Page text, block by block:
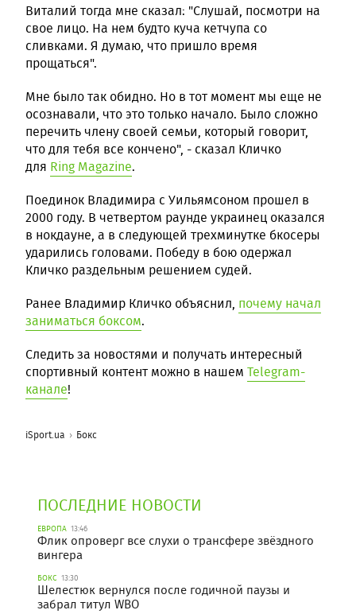
Виталий тогда мне сказал: "Слушай, посмотри на
свое лицо. На нем будто куча кетчупа со
сливками. Я думаю, что пришло время
прощаться".
Мне было так обидно. Но в тот момент мы еще не
осознавали, что это только начало. Было сложно
перечить члену своей семьи, который говорит,
что для тебя все кончено", - сказал Кличко
для Ring Magazine.
Поединок Владимира с Уильямсоном прошел в
2000 году. В четвертом раунде украинец оказался
в нокдауне, а в следующей трехминутке бкосеры
ударились головами. Победу в бою одержал
Кличко раздельным решением судей.
Ранее Владимир Кличко объяснил, почему начал
заниматься боксом.
Следить за новостями и получать интересный
спортивный контент можно в нашем Telegram-
канале!
iSport.ua Бокс
ПОСЛЕДНИЕ НОВОСТИ
ЕВРОПА 13:46
Флик опроверг все слухи о трансфере звёздного
вингера
БОКС 13:30
Шелестюк вернулся после годичной паузы и
забрал титул WBO